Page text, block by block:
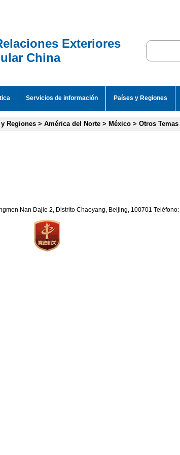
Exteriores
China
Servicios de información Países y Regiones
y Regiones > América del Norte > México > Otros Temas
Nan Dajie 2, Distrito Chaoyang, Beijing, 100701